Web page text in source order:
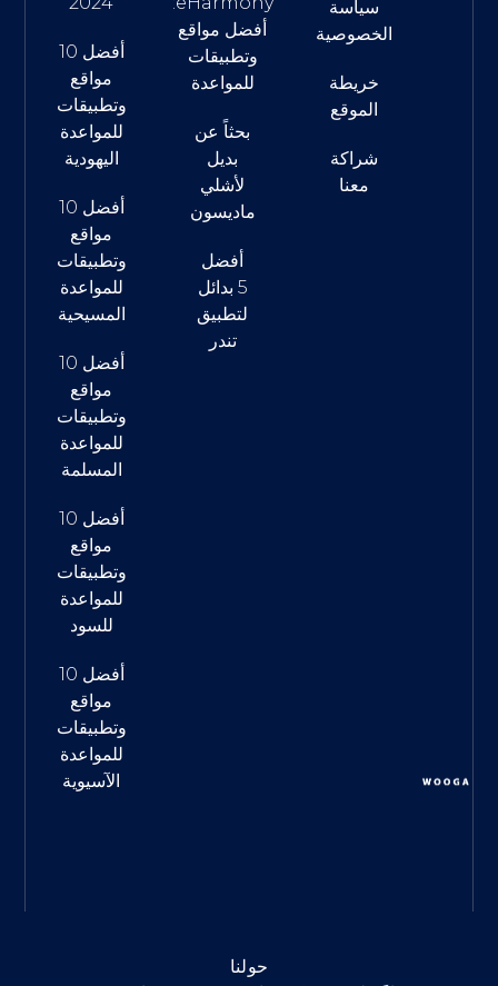
سياسة
الخصوصية
خريطة
الموقع
شراكة
معنا
أفضل مواقع
وتطبيقات
للمواعدة
بحثاً عن
بديل
لأشلي
ماديسون
أفضل
5 بدائل
لتطبيق
تندر
أفضل 10
مواقع
وتطبيقات
للمواعدة
اليهودية
أفضل 10
مواقع
وتطبيقات
للمواعدة
المسيحية
أفضل 10
مواقع
وتطبيقات
للمواعدة
المسلمة
أفضل 10
مواقع
وتطبيقات
للمواعدة
للسود
أفضل 10
مواقع
وتطبيقات
للمواعدة
الآسيوية
حولنا